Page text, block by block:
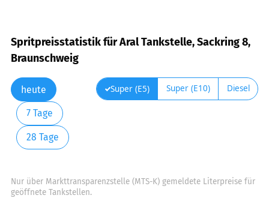
Spritpreisstatistik für Aral Tankstelle, Sackring 8,
Braunschweig
heute
7 Tage
28 Tage
Super (E5) Super (E10) Diesel
Nur über Markttransparenzstelle (MTS-K) gemeldete Literpreise für
geöffnete Tankstellen.